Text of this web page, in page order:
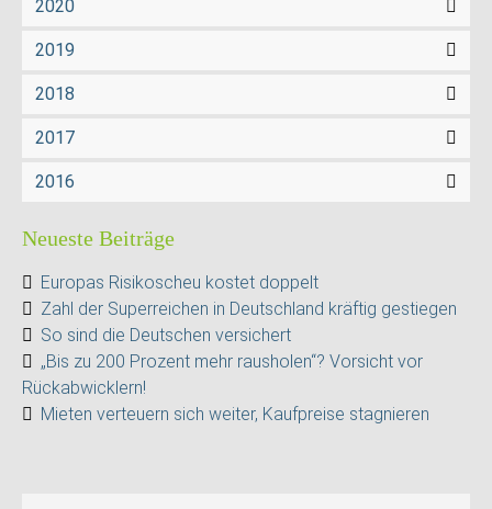
2020
2019
2018
2017
2016
Neueste Beiträge
Europas Risikoscheu kostet doppelt
Zahl der Superreichen in Deutschland kräftig gestiegen
So sind die Deutschen versichert
„Bis zu 200 Prozent mehr rausholen“? Vorsicht vor
Rückabwicklern!
Mieten verteuern sich weiter, Kaufpreise stagnieren